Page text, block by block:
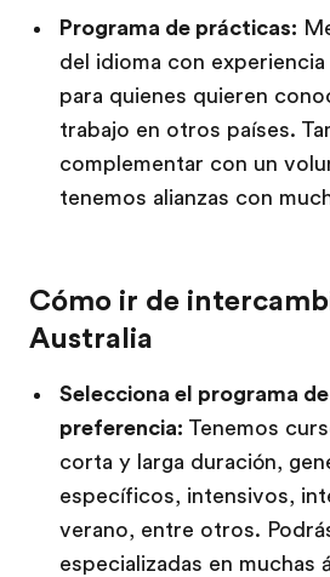
Programa de prácticas:
del idioma con
para quienes quieren
trabajo en otros países.
complementar con un
tenemos alianzas con
Cómo ir de
Australia
Selecciona el programa
preferencia: Tenemos
corta y larga duración,
específicos, intensivos,
verano, entre otros.
especializadas en muchas